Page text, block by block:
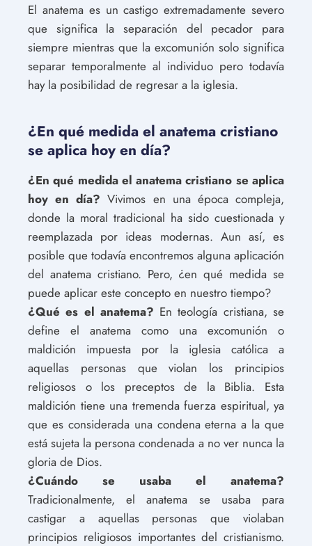
El anatema es un castigo extremadamente severo
que significa la separación del pecador para
siempre mientras que la excomunión solo significa
separar temporalmente al individuo pero todavía
hay la posibilidad de regresar a la iglesia.
¿En qué medida el anatema cristiano
se aplica hoy en día?
¿En qué medida el anatema cristiano se aplica
hoy en día? Vivimos en una época compleja,
donde la moral tradicional ha sido cuestionada y
reemplazada por ideas modernas. Aun así, es
posible que todavía encontremos alguna aplicación
del anatema cristiano. Pero, ¿en qué medida se
puede aplicar este concepto en nuestro tiempo?
¿Qué es el anatema? En teología cristiana, se
define el anatema como una excomunión o
maldición impuesta por la iglesia católica a
aquellas personas que violan los principios
religiosos o los preceptos de la Biblia. Esta
maldición tiene una tremenda fuerza espiritual, ya
que es considerada una condena eterna a la que
está sujeta la persona condenada a no ver nunca la
gloria de Dios.
¿Cuándo se usaba el anatema?
Tradicionalmente, el anatema se usaba para
castigar a aquellas personas que violaban
principios religiosos importantes del cristianismo.